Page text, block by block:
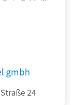
gmbh
24